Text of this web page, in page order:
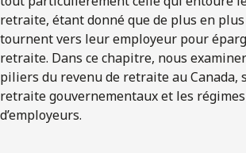
retraite, étant donné que de plus en plus
tournent vers leur employeur pour
retraite. Dans ce chapitre, nous
piliers du revenu de retraite au Canada,
retraite gouvernementaux et les
d’employeurs.